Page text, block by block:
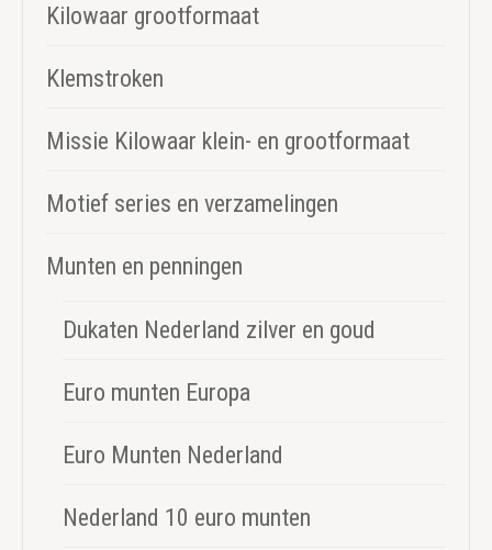
Kilowaar grootformaat
Klemstroken
Missie Kilowaar klein- en grootformaat
Motief series en verzamelingen
Munten en penningen
Dukaten Nederland zilver en goud
Euro munten Europa
Euro Munten Nederland
Nederland 10 euro munten